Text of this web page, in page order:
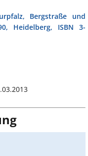
Bergstraße und
Heidelberg, ISBN 3-